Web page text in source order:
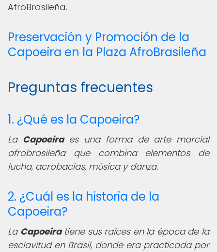
AfroBrasileña.
Preservación y Promoción de la
Capoeira en la Plaza AfroBrasileña
Preguntas frecuentes
1. ¿Qué es la Capoeira?
La Capoeiraes una forma de arte marcial
afrobrasileña que combina elementos de
lucha, acrobacias, música y danza.
2. ¿Cuál es la historia de la
Capoeira?
La Capoeiratiene sus raíces en la época de la
esclavitud en Brasil, donde era practicada por